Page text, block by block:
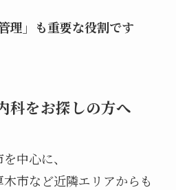
理」も重要な役割です
科をお探しの方へ
中心に、
市など近隣エリアからも